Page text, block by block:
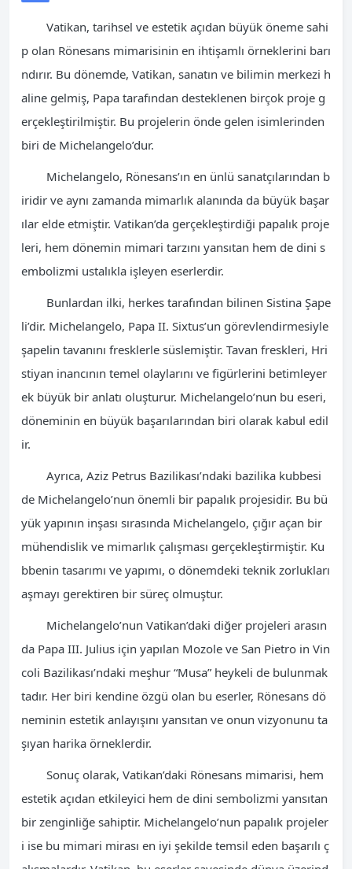
Vatikan, tarihsel ve estetik açıdan büyük öneme sahi
p olan Rönesans mimarisinin en ihtişamlı örneklerini barı
ndırır. Bu dönemde, Vatikan, sanatın ve bilimin merkezi h
aline gelmiş, Papa tarafından desteklenen birçok proje g
erçekleştirilmiştir. Bu projelerin önde gelen isimlerinden
biri de Michelangelo’dur.
Michelangelo, Rönesans’ın en ünlü sanatçılarından b
iridir ve aynı zamanda mimarlık alanında da büyük başar
ılar elde etmiştir. Vatikan’da gerçekleştirdiği papalık proje
leri, hem dönemin mimari tarzını yansıtan hem de dini s
embolizmi ustalıkla işleyen eserlerdir.
Bunlardan ilki, herkes tarafından bilinen Sistina Şape
li’dir. Michelangelo, Papa II. Sixtus’un görevlendirmesiyle
şapelin tavanını fresklerle süslemiştir. Tavan freskleri, Hri
stiyan inancının temel olaylarını ve figürlerini betimleyer
ek büyük bir anlatı oluşturur. Michelangelo’nun bu eseri,
döneminin en büyük başarılarından biri olarak kabul edil
ir.
Ayrıca, Aziz Petrus Bazilikası’ndaki bazilika kubbesi
de Michelangelo’nun önemli bir papalık projesidir. Bu bü
yük yapının inşası sırasında Michelangelo, çığır açan bir
mühendislik ve mimarlık çalışması gerçekleştirmiştir. Ku
bbenin tasarımı ve yapımı, o dönemdeki teknik zorlukları
aşmayı gerektiren bir süreç olmuştur.
Michelangelo’nun Vatikan’daki diğer projeleri arasın
da Papa III. Julius için yapılan Mozole ve San Pietro in Vin
coli Bazilikası’ndaki meşhur “Musa” heykeli de bulunmak
tadır. Her biri kendine özgü olan bu eserler, Rönesans dö
neminin estetik anlayışını yansıtan ve onun vizyonunu ta
şıyan harika örneklerdir.
Sonuç olarak, Vatikan’daki Rönesans mimarisi, hem
estetik açıdan etkileyici hem de dini sembolizmi yansıtan
bir zenginliğe sahiptir. Michelangelo’nun papalık projeler
i ise bu mimari mirası en iyi şekilde temsil eden başarılı ç